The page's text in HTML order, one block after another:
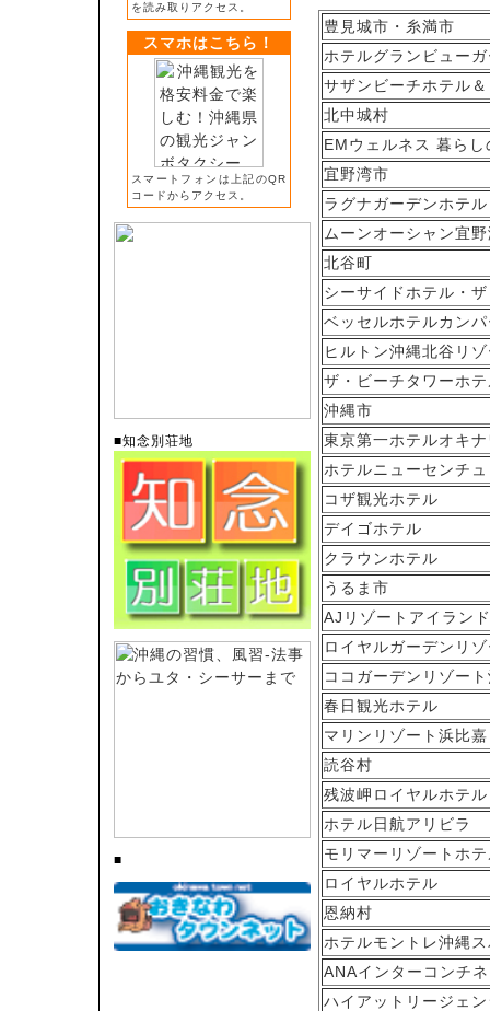
を読み取りアクセス。
スマホはこちら！
スマートフォンは上記のQR
コードからアクセス。
■知念別荘地
■
豊見城市・糸満市
ホテルグランビュー
サザンビーチホテル
北中城村
EMウェルネス 暮ら
宜野湾市
ラグナガーデンホテル
ムーンオーシャン宜
北谷町
シーサイドホテル・
ベッセルホテルカン
ヒルトン沖縄北谷リ
ザ・ビーチタワーホ
沖縄市
東京第一ホテルオキ
ホテルニューセンチ
コザ観光ホテル
デイゴホテル
クラウンホテル
うるま市
AJリゾートアイラン
ロイヤルガーデンリ
ココガーデンリゾー
春日観光ホテル
マリンリゾート浜比嘉
読谷村
残波岬ロイヤルホテル
ホテル日航アリビラ
モリマーリゾートホ
ロイヤルホテル
恩納村
ホテルモントレ沖縄
ANAインターコンチ
ハイアットリージェ